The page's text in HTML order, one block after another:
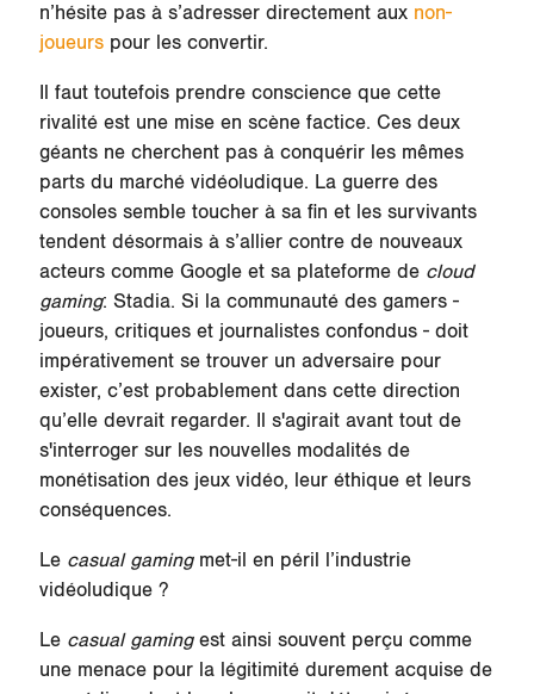
n’hésite pas à s’adresser directement aux non-
joueurspour les convertir.
Il faut toutefois prendre conscience que cette
rivalité est une mise en scène factice. Ces deux
géants ne cherchent pas à conquérir les mêmes
parts du marché vidéoludique. La guerre des
consolessemble toucher à sa fin et les survivants
tendent désormais à s’allier contre de nouveaux
acteurs comme Google et sa plateforme de cloud
gaming: Stadia. Si la communauté des gamers -
joueurs, critiques et journalistes confondus - doit
impérativement se trouver un adversaire pour
exister, c’est probablement dans cette direction
qu’elle devrait regarder. Il s'agirait avant tout de
s'interroger sur les nouvelles modalités de
monétisation des jeux vidéo, leur éthique et leurs
conséquences.
Le casual gamingmet-il en péril l’industrie
vidéoludique ?
Le casual gamingest ainsi souvent perçu comme
une menace pour la légitimité durement acquise de